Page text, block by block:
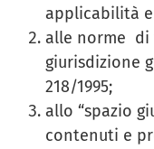
alle norme di
giurisdizione
218/1995;
allo “spazio
contenuti e